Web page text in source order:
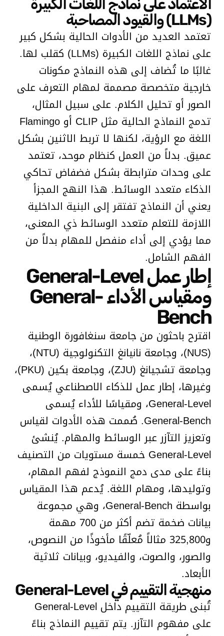
الاعتماد على نماذج اللغات الكبيرة
(LLMs) والقيود المصاحبة
تعتمد العديد من الأدوات الحالية بشكل كبير
على نماذج اللغات الكبيرة (LLMs) كقلب لها.
غالبًا ما تُضاف إلى هذه النماذج مكونات
خارجية متخصصة مصممة لمهام التعرف على
الصور أو تحليل الكلام. على سبيل المثال،
تدمج النماذج الحالية مثل CLIP أو Flamingo
اللغة مع الرؤية، لكنها لا تربط الاثنين بشكل
عميق. بدلاً من العمل كنظام موحد، تعتمد
على وحدات مترابطة بشكل فضفاض تحاكي
الذكاء متعدد الوسائط. هذا النهج المجزأ
يعني أن النماذج تفتقر إلى البنية الداخلية
اللازمة للتعلم متعدد الوسائط ذي المعنى،
مما يؤدي إلى أداء منفصل للمهام بدلاً من
الفهم الشامل.
إطار عمل General-Level
ومقياس الأداء General-
Bench
اقترح باحثون من جامعة سنغافورة الوطنية
(NUS)، وجامعة نانيانغ التكنولوجية (NTU)،
وجامعة تشجيانغ (ZJU)، وجامعة بكين (PKU)،
وغيرها، إطار عمل للذكاء الاصطناعي يُسمى
General-Level، ومقياسًا للأداء يُسمى
General-Bench. صُممت هذه الأدوات لقياس
وتعزيز التآزر عبر الوسائط والمهام. يُنشئ
General-Level خمسة مستويات من التصنيف
بناءً على مدى دمج النموذج لفهم المهام،
وتوليدها، ومهام اللغة. يُدعم هذا المقياس
بواسطة General-Bench، وهي مجموعة
بيانات ضخمة تضم أكثر من 700 مهمة
و325,800 مثالاً مُعلّقًا مأخوذًا من النصوص،
والصور، والصوت، والفيديو، وبيانات ثلاثية
الأبعاد.
منهجية التقييم في General-Level
تُبنى طريقة التقييم داخل General-Level
على مفهوم التآزر. يتم تقييم النماذج بناءً